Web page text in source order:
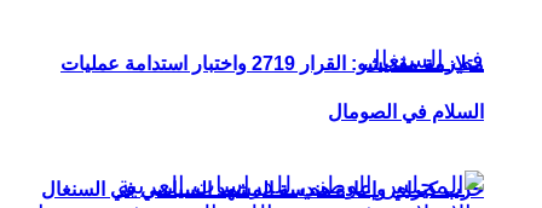
حزب كيراي وإعادة هندسة المشهد السياسي في السنغال
متلازمة مقديشو: القرار 2719 واختبار استدامة عمليات
السلام في الصومال